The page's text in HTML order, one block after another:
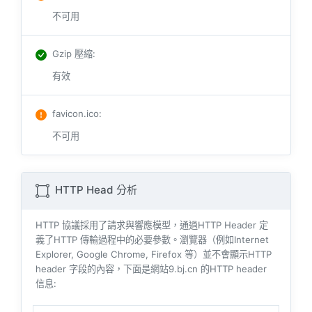
不可用
Gzip 壓縮:
有效
favicon.ico:
不可用
HTTP Head 分析
HTTP 協議採用了請求與響​​應模型，通過HTTP Header 定
義了HTTP 傳輸過程中的必要參數。瀏覽器（例如​​Internet
Explorer, Google Chrome, Firefox 等）並不會顯示HTTP
header 字段的內容，下面是網站9.bj.cn 的HTTP header
信息: